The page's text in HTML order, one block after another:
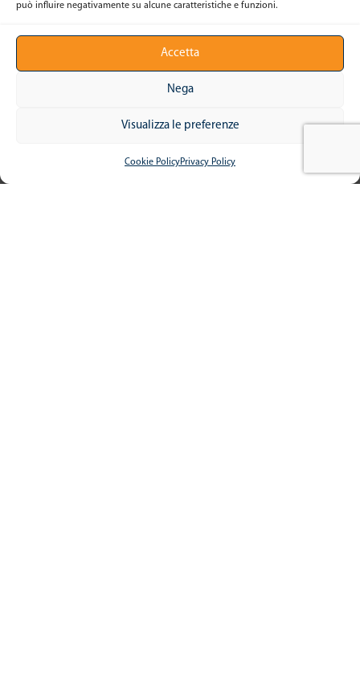
può influire negativamente su alcune caratteristiche e funzioni.
Accetta
Nega
Visualizza le preferenze
Cookie PolicyPrivacy Policy